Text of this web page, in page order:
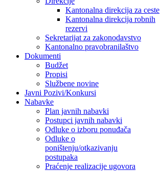
Kantonalna direkcija za ceste
Kantonalna direkcija robnih
rezervi
Sekretarijat za zakonodavstvo
Kantonalno pravobranilaštvo
Dokumenti
Budžet
Propisi
Službene novine
Javni Pozivi/Konkursi
Nabavke
Plan javnih nabavki
Postupci javnih nabavki
Odluke o izboru ponuđača
Odluke o
poništenju/otkazivanju
postupaka
Praćenje realizacije ugovora